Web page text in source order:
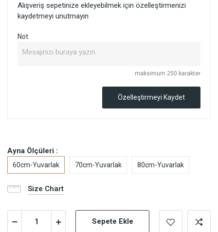
Alışveriş sepetinize ekleyebilmek için özelleştirmenizi
kaydetmeyi unutmayın
Not
maksimum 250 karakter
Özelleştirmeyi Kaydet
Ayna Ölçüleri :
60cm-Yuvarlak 70cm-Yuvarlak 80cm-Yuvarlak
Size Chart
Sepete Ekle